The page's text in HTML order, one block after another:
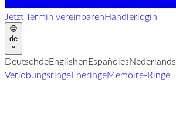
Jetzt Termin vereinbarenHändlerlogin
de
DeutschdeEnglishenEspañolesNederlands
VerlobungsringeEheringeMemoire-Ringe